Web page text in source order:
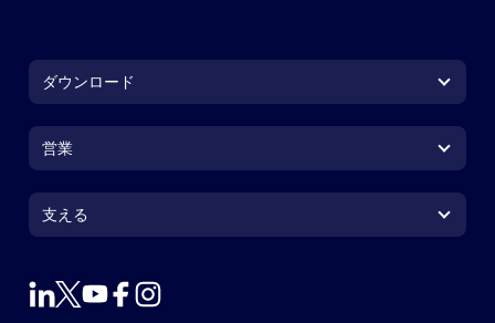
ダウンロード
Zoom Rooms アプリZoom Rooms アプリ
Zoom Rooms コントローラ
Outlook プラグイン
営業
営業担当にお問い合わせ
デモを申し込む
支える
支える
アカウント